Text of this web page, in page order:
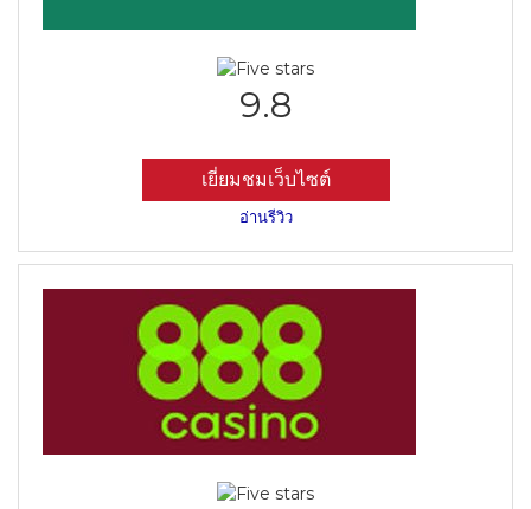
9.8
เยี่ยมชมเว็บไซต์
อ่านรีวิว